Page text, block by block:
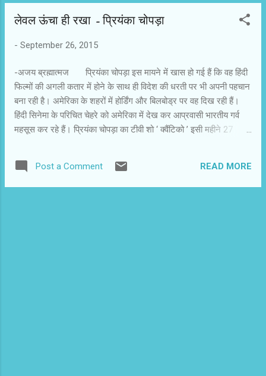
नंदिता मेनन, परोमा घोष, मयूरी चौहान, नाजनीन मलिक
की कहानी बताते हैं। साथ ही ग्लैमर वर्ल्ड में आ जाने के बाद
को फिल्म के गीत 'ख्वाहिशों में...’ गीतकार कुमार ने भावपूर्ण
तरीके से व्यक्त किया है। यह गीत ही फिल्म का सार है-
'कहां ले आई ख्वाहिशें, दर्द की जो ये बारिशें, है गलती दिल
की या फिर...
लेवल ऊंचा ही रखा - प्रियंका चोपड़ा
- September 26, 2015
-अजय ब्रह्मात्‍मज प्रियंका चोपड़ा इस मायने में खास हो गई हैं कि वह हिंदी
फिल्‍मों की अगली कतार में होने के साथ ही विदेश की धरती पर भी अपनी पहचान
बना रही है। अमेरिका के शहरों में होर्डिंग और बिलबोड्र पर वह दिख रही हैं।
हिंदी सिनेमा के परिचित चेहरे को अमेरिका में देख कर आप्रवासी भारतीय गर्व
महसूस कर रहे हैं। प्रियंका चोपड़ा का टीवी शो ‘ क्‍वैंटिको ’ इसी महीने 27
दिनों ‘ बाजीराव मस्‍तानी ’ के शूट के लिए आई प्रियंका चोपड़ा ने दैनिक जागरण
के पाठकों के लिए अपने अनुभव शेयर किए। मैं अभी मांट्रियाल में शूटिंग
कर रही हूं। हम पूरा सीजन वहां कर रहे हैं। अब तक एपीसोड 4 पर ही पहुंचे हें।
Post a Comment READ MORE